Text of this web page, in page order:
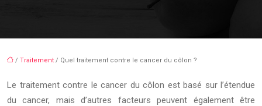
/ Traitement / Quel traitement contre le cancer du côlon ?
Le traitement contre le cancer du côlon est basé sur l’étendue
du cancer, mais d’autres facteurs peuvent également être